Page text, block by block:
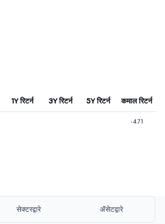
1Y रिटर्न 3Y रिटर्न 5Y रिटर्न कमाल रिटर्न
-4.71
सेक्टरद्वारे ॲसेटद्वारे